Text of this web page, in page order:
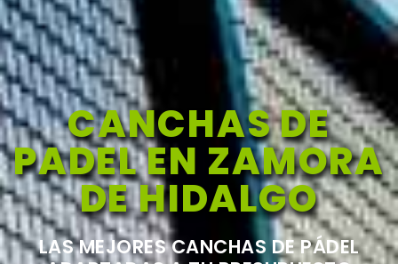
CANCHAS DE
PADEL EN ZAMORA
DE HIDALGO
LAS MEJORES CANCHAS DE PÁDEL